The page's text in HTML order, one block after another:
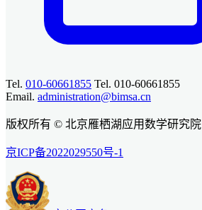
Tel. 010-60661855 Tel. 010-60661855
Email. administration@bimsa.cn
版权所有 © 北京雁栖湖应用数学研究院
京ICP备2022029550号-1